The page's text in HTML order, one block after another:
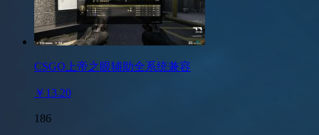
CSGO上帝之眼辅助全系统兼容
￥13.20
186